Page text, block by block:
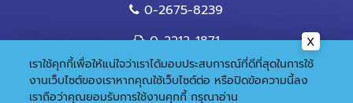
0-2675-8239
0-2212-1871
marketing@nandee.co.th
เราใช้คุกกี้เพื่อให้แน่ใจว่าเราได้มอบประสบการณ์ที่ดีที่สุดในการใช้
งานเว็บไซต์ของเราหากคุณใช้เว็บไซต์ต่อ หรือปิดข้อความนี้ลง
เราถือว่าคุณยอมรับการใช้งานคุกกี้ กรุณาอ่าน